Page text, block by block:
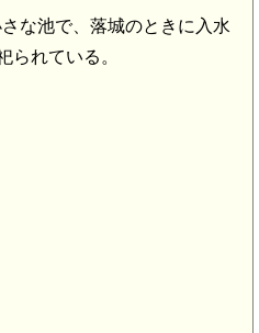
な池で、落城のときに入水
られている。